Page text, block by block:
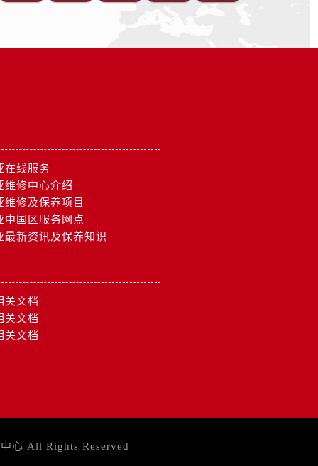
在线服务
维修中心介绍
维修及保养项目
中国区服务网点
最新资讯及保养知识
关文档
关文档
关文档
心 All Rights Reserved